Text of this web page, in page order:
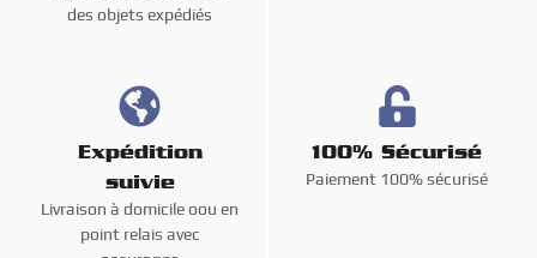
des objets expédiés
Expédition
suivie
Livraison à domicile oou en
point relais avec
100% Sécurisé
Paiement 100% sécurisé